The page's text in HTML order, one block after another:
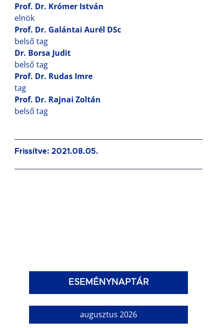
Prof. Dr. Krómer István
elnök
Prof. Dr. Galántai Aurél DSc
belső tag
Dr. Borsa Judit
belső tag
Prof. Dr. Rudas Imre
tag
Prof. Dr. Rajnai Zoltán
belső tag
Frissítve: 2021.08.05.
ESEMÉNYNAPTÁR
augusztus 2026